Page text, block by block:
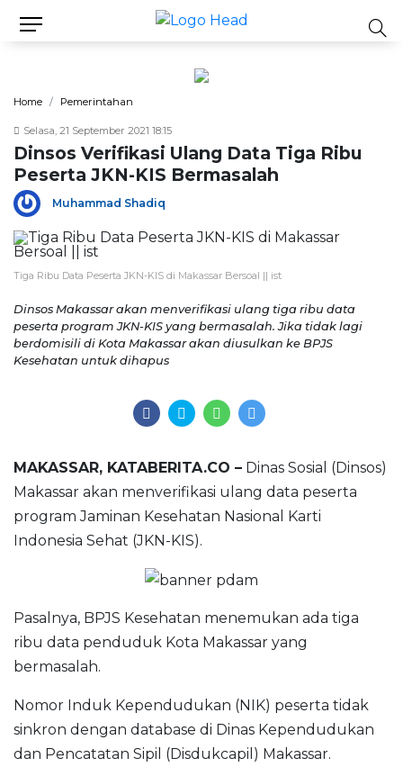
Home Pemerintahan
Selasa, 21 September 2021 18:15
Dinsos Verifikasi Ulang Data Tiga Ribu
Peserta JKN-KIS Bermasalah
Muhammad Shadiq
Tiga Ribu Data Peserta JKN-KIS di Makassar Bersoal || ist
Dinsos Makassar akan menverifikasi ulang tiga ribu data
peserta program JKN-KIS yang bermasalah. Jika tidak lagi
berdomisili di Kota Makassar akan diusulkan ke BPJS
Kesehatan untuk dihapus
MAKASSAR, KATABERITA.CO – Dinas Sosial (Dinsos)
Makassar akan menverifikasi ulang data peserta
program Jaminan Kesehatan Nasional Karti
Indonesia Sehat (JKN-KIS).
Pasalnya, BPJS Kesehatan menemukan ada tiga
ribu data penduduk Kota Makassar yang
bermasalah.
Nomor Induk Kependudukan (NIK) peserta tidak
sinkron dengan database di Dinas Kependudukan
dan Pencatatan Sipil (Disdukcapil) Makassar.